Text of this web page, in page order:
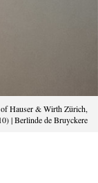
Hauser & Wirth Zürich,
| Berlinde de Bruyckere